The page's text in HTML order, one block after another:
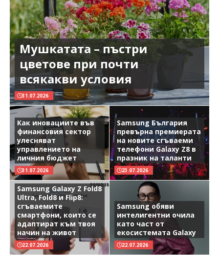
Мушкатата – пъстри
цветове при почти
всякакви условия
31.07.2026
Как иновациите във
финансовия сектор
улесняват
управлението на
личния бюджет
31.07.2026
Samsung България
превърна премиерата
на новите сгъваеми
телефони Galaxy Z8 в
празник на таланти
23.07.2026
Samsung Galaxy Z Fold8
Ultra, Fold8 и Flip8:
сгъваемите
смартфони, които се
адаптират към твоя
начин на живот
22.07.2026
Samsung обяви
интелигентни очила
като част от
екосистемата Galaxy
22.07.2026